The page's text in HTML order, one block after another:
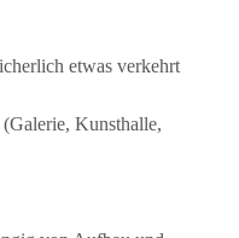
etwas verkehrt
Kunsthalle,